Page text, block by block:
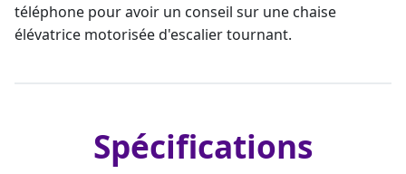
téléphone pour avoir un conseil sur une chaise
élévatrice motorisée d'escalier tournant.
Spécifications